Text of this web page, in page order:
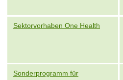
Sektorvorhaben One Health
Sonderprogramm für